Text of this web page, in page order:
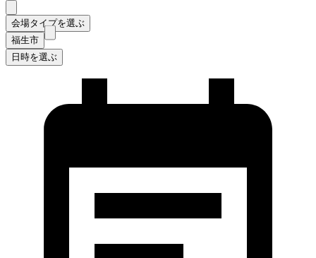
会場タイプを選ぶ
福生市
日時を選ぶ